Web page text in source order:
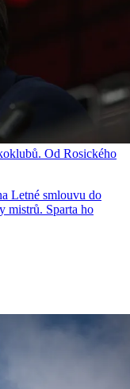
Od Rosického
Letné smlouvu do
mistrů. Sparta ho